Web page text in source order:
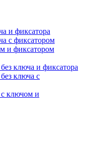
и фиксатора
с фиксатором
и фиксатором
ключа и фиксатора
ключа с
ключом и